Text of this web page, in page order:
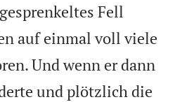
Fell
auf einmal voll viele
Und wenn er dann
und plötzlich die